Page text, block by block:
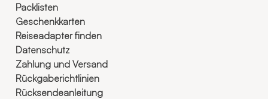
Packlisten
Geschenkkarten
Reiseadapter finden
Datenschutz
Zahlung und Versand
Rückgaberichtlinien
Rücksendeanleitung